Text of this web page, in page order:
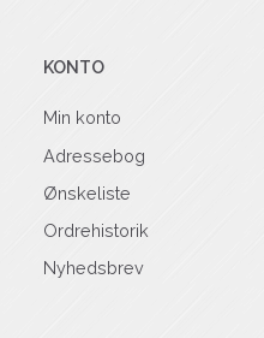
KONTO
Min konto
Adressebog
Ønskeliste
Ordrehistorik
Nyhedsbrev